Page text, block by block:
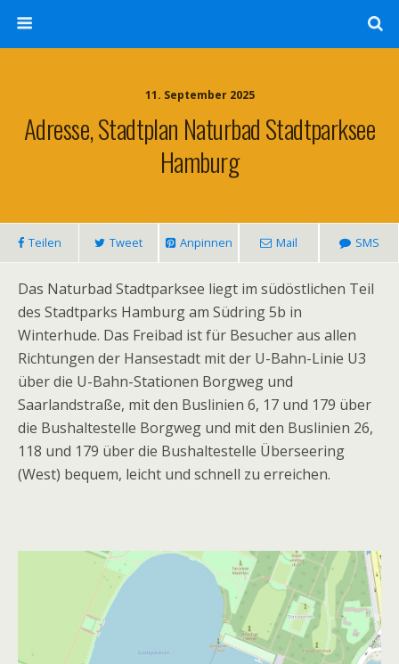
11. September 2025
Adresse, Stadtplan Naturbad Stadtparksee
Hamburg
Teilen Tweet Anpinnen Mail SMS
Das Naturbad Stadtparksee liegt im südöstlichen Teil
des Stadtparks Hamburg am Südring 5b in
Winterhude. Das Freibad ist für Besucher aus allen
Richtungen der Hansestadt mit der U-Bahn-Linie U3
über die U-Bahn-Stationen Borgweg und
Saarlandstraße, mit den Buslinien 6, 17 und 179 über
die Bushaltestelle Borgweg und mit den Buslinien 26,
118 und 179 über die Bushaltestelle Überseering
(West) bequem, leicht und schnell zu erreichen.